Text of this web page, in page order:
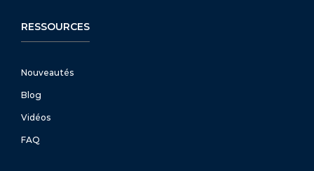
RESSOURCES
Nouveautés
Blog
Vidéos
FAQ